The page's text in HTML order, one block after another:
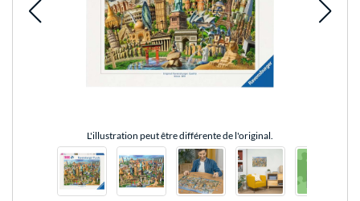
L'illustration peut être différente de l'original.